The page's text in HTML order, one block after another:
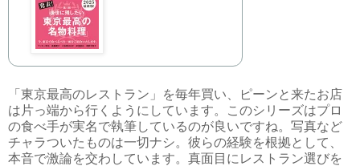
「東京最高のレストラン」を毎年買い、ピーンと来たお店
は片っ端から行くようにしています。このシリーズはプロ
の食べ手が実名で執筆しているのが良いですね。写真など
チャラついたものは一切ナシ。彼らの経験を根拠として、
本音で激論を交わしています。真面目にレストラン選びを